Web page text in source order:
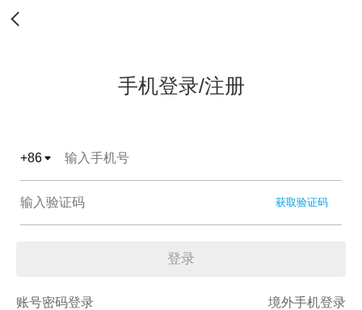
手机登录/注册
+86
获取验证码
登录
账号密码登录 境外手机登录